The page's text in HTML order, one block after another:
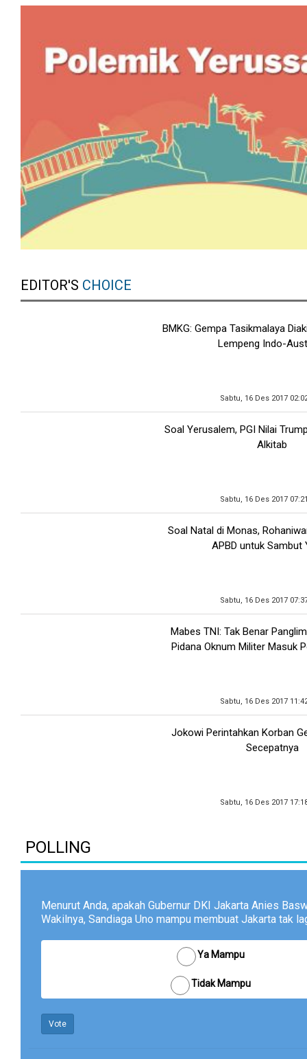
EDITOR'S CHOICE
BMKG: Gempa Tasikmalaya
Lempeng Indo-
Sabtu, 16 Des 2017
Soal Yerusalem, PGI Nilai
Alkitab
Sabtu, 16 Des 2017
Soal Natal di Monas,
APBD untuk Sambut
Sabtu, 16 Des 2017
Mabes TNI: Tak Benar
Pidana Oknum Militer Masuk
Sabtu, 16 Des 2017
Jokowi Perintahkan Korban
Secepatnya
Sabtu, 16 Des 2017
POLLING
Menurut Anda, apakah Gubernur DKI Jakarta Anies
Wakilnya, Sandiaga Uno mampu membuat Jakarta tak
Ya Mampu
Tidak Mampu
Vote